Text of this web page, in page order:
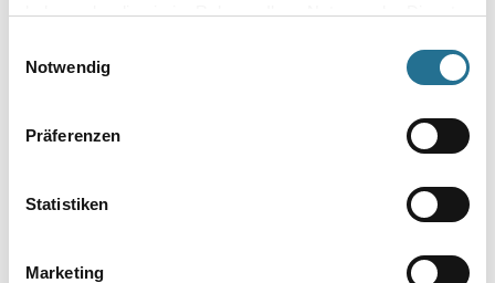
haben oder die sie im Rahmen Ihrer Nutzung der Dienste
Notwendig
Präferenzen
Statistiken
Marketing
VIELLEICHT GEFÄLLT IHNEN AUCH...